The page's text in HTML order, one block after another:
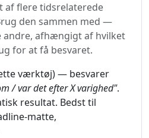
af flere tidsrelaterede
den sammen med —
afhængigt af hvilket
for at få besvaret.
værktøj) — besvarer
/ var det efter X varighed".
resultat. Bedst til
matte,